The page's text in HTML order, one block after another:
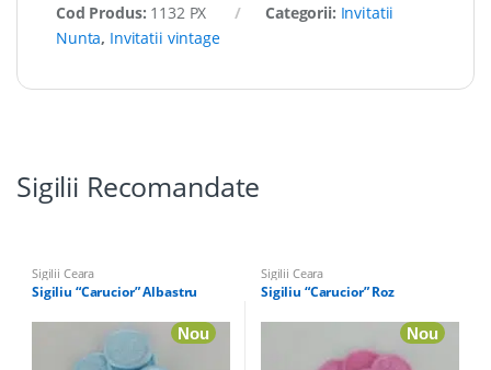
Cod Produs: 1132 PX Categorii: Invitatii
Nunta, Invitatii vintage
Sigilii Recomandate
Sigilii Ceara
Sigiliu “Carucior” Albastru
Nou
Sigilii Ceara
Sigiliu “Carucior” Roz
Nou